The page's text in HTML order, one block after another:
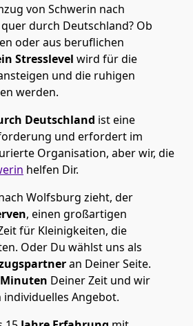
von Schwerin nach
durch Deutschland? Ob
oder aus beruflichen
Stresslevel wird für die
und die ruhigen
werden.
Deutschland ist eine
und erfordert im
Organisation, aber wir, die
helfen Dir.
Wolfsburg zieht, der
, einen großartigen
für Kleinigkeiten, die
Oder Du wählst uns als
an Deiner Seite.
Minuten Deiner Zeit und wir
Angebot.